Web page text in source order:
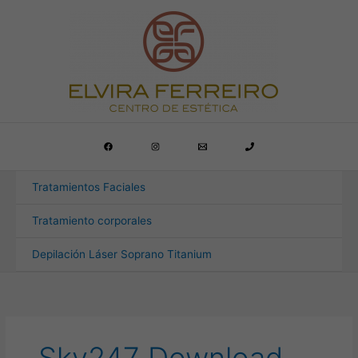
Tratamientos Faciales
Tratamiento corporales
Depilación Láser Soprano Titanium